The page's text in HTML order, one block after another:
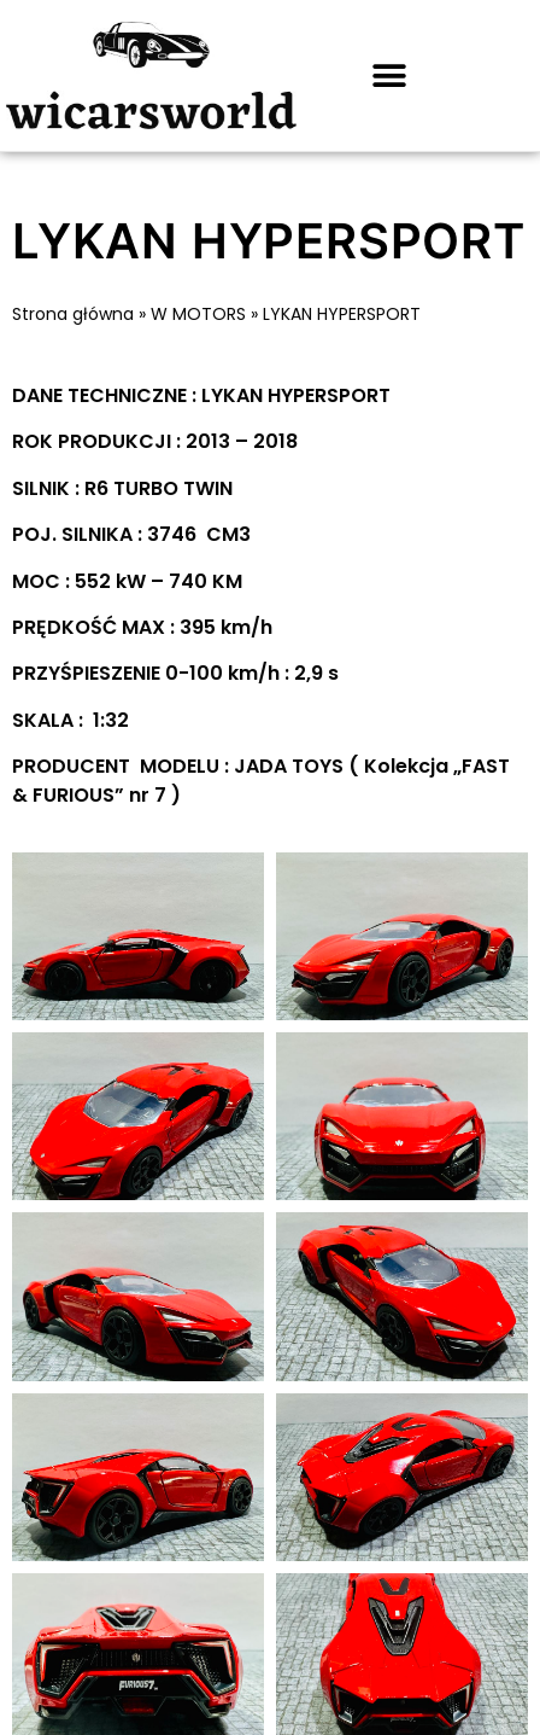
LYKAN HYPERSPORT
Strona główna » W MOTORS » LYKAN HYPERSPORT
DANE TECHNICZNE : LYKAN HYPERSPORT
ROK PRODUKCJI : 2013 – 2018
SILNIK : R6 TURBO TWIN
POJ. SILNIKA : 3746 CM3
MOC : 552 kW – 740 KM
PRĘDKOŚĆ MAX : 395 km/h
PRZYŚPIESZENIE 0-100 km/h : 2,9 s
SKALA : 1:32
PRODUCENT MODELU : JADA TOYS ( Kolekcja „FAST
& FURIOUS” nr 7 )